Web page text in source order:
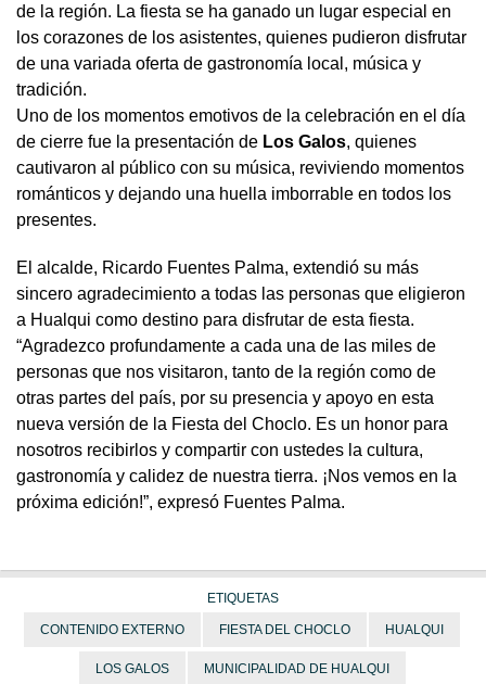
de la región. La fiesta se ha ganado un lugar especial en
los corazones de los asistentes, quienes pudieron disfrutar
de una variada oferta de gastronomía local, música y
tradición.
Uno de los momentos emotivos de la celebración en el día
de cierre fue la presentación de Los Galos, quienes
cautivaron al público con su música, reviviendo momentos
románticos y dejando una huella imborrable en todos los
presentes.
El alcalde, Ricardo Fuentes Palma, extendió su más
sincero agradecimiento a todas las personas que eligieron
a Hualqui como destino para disfrutar de esta fiesta.
“Agradezco profundamente a cada una de las miles de
personas que nos visitaron, tanto de la región como de
otras partes del país, por su presencia y apoyo en esta
nueva versión de la Fiesta del Choclo. Es un honor para
nosotros recibirlos y compartir con ustedes la cultura,
gastronomía y calidez de nuestra tierra. ¡Nos vemos en la
próxima edición!”, expresó Fuentes Palma.
ETIQUETAS
CONTENIDO EXTERNO FIESTA DEL CHOCLO HUALQUI
LOS GALOS MUNICIPALIDAD DE HUALQUI